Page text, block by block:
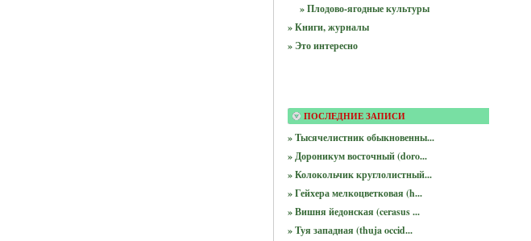
» Плодово-ягодные культуры
» Книги, журналы
» Это интересно
ПОСЛЕДНИЕ ЗАПИСИ
» Тысячелистник обыкновенны...
» Дороникум восточный (doro...
» Колокольчик круглолистный...
» Гейхера мелкоцветковая (h...
» Вишня йедонская (cerasus ...
» Туя западная (thuja occid...